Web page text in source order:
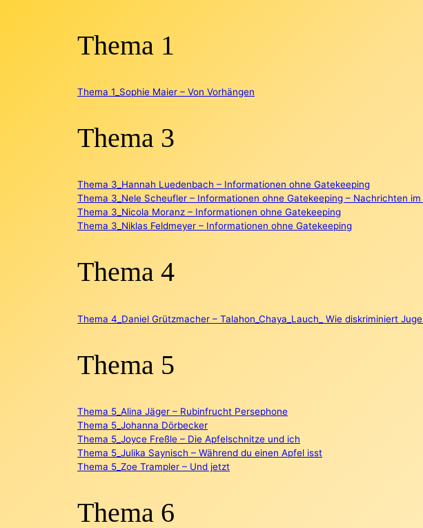
Thema 1
Thema 1_Sophie Maier – Von Vorhängen
Thema 3
Thema 3_Hannah Luedenbach – Informationen ohne Gatekeeping
Thema 3_Nele Scheufler – Informationen ohne Gatekeeping – Nachrichten
Thema 3_Nicola Moranz – Informationen ohne Gatekeeping
Thema 3_Niklas Feldmeyer – Informationen ohne Gatekeeping
Thema 4
Thema 4_Daniel Grützmacher – Talahon_Chaya_Lauch_ Wie diskriminiert
Thema 5
Thema 5_Alina Jäger – Rubinfrucht Persephone
Thema 5_Johanna Dörbecker
Thema 5_Joyce Freßle – Die Apfelschnitze und ich
Thema 5_Julika Saynisch – Während du einen Apfel isst
Thema 5_Zoe Trampler – Und jetzt
Thema 6